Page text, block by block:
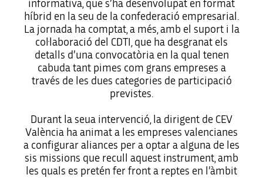
informativa, que s’ha desenvolupat en format
híbrid en la seu de la confederació empresarial.
La jornada ha comptat, a més, amb el suport i la
col·laboració del CDTI, que ha desgranat els
detalls d’una convocatòria en la qual tenen
cabuda tant pimes com grans empreses a
través de les dues categories de participació
previstes.
Durant la seua intervenció, la dirigent de CEV
València ha animat a les empreses valencianes
a configurar aliances per a optar a alguna de les
sis missions que recull aquest instrument, amb
les quals es pretén fer front a reptes en l’àmbit